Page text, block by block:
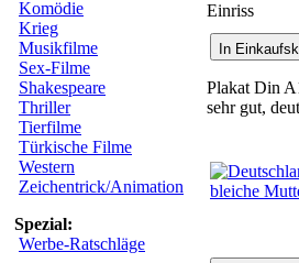
Komödie
Krieg
Musikfilme
Sex-Filme
Shakespeare
Thriller
Tierfilme
Türkische Filme
Western
Zeichentrick/Animation
Spezial:
Werbe-Ratschläge
Einriss
In
Plakat Din
sehr gut,